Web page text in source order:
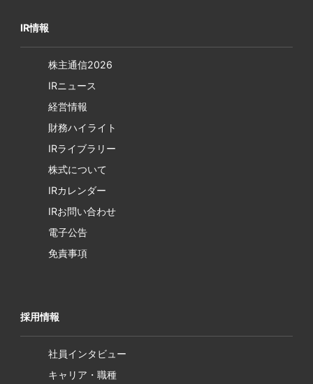
IR情報
株主通信2026
IRニュース
経営情報
財務ハイライト
IRライブラリー
株式について
IRカレンダー
IRお問い合わせ
電子公告
免責事項
採用情報
社員インタビュー
キャリア・職種